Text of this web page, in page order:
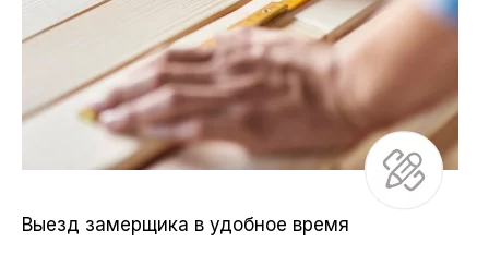
Выезд замерщика в удобное время